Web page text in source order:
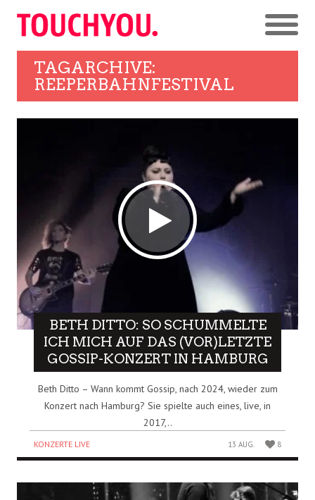
TAGARCHIVE:
REEPERBAHNFESTIVAL
BETH DITTO: SO SCHUMMELTE
ICH MICH AUF DAS (VOR)LETZTE
GOSSIP-KONZERT IN HAMBURG
Beth Ditto – Wann kommt Gossip, nach 2024, wieder zum
Konzert nach Hamburg? Sie spielte auch eines, live, in
2017,..
KONZERTE LIVE 13 AUG. 8